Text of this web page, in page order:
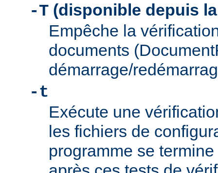
-T (disponible depuis
Empêche la
documents
démarrage/
-t
Exécute une
les fichiers de
programme se